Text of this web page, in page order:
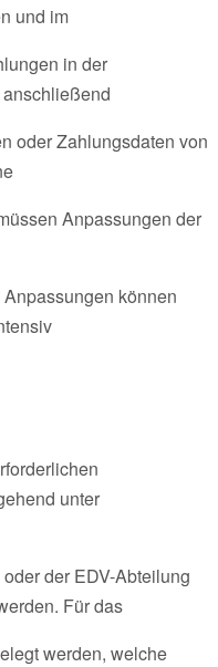
und im
in der
oder Zahlungsdaten von
Anpassungen der
können
unter
der EDV-Abteilung
Für das
werden, welche